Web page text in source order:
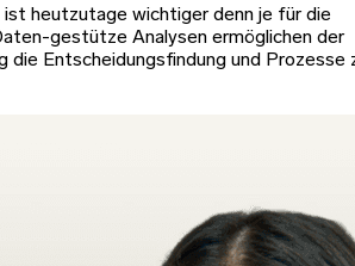
ist heutzutage wichtiger denn je für die
gestütze Analysen ermöglichen der
die Entscheidungsfindung und Prozesse